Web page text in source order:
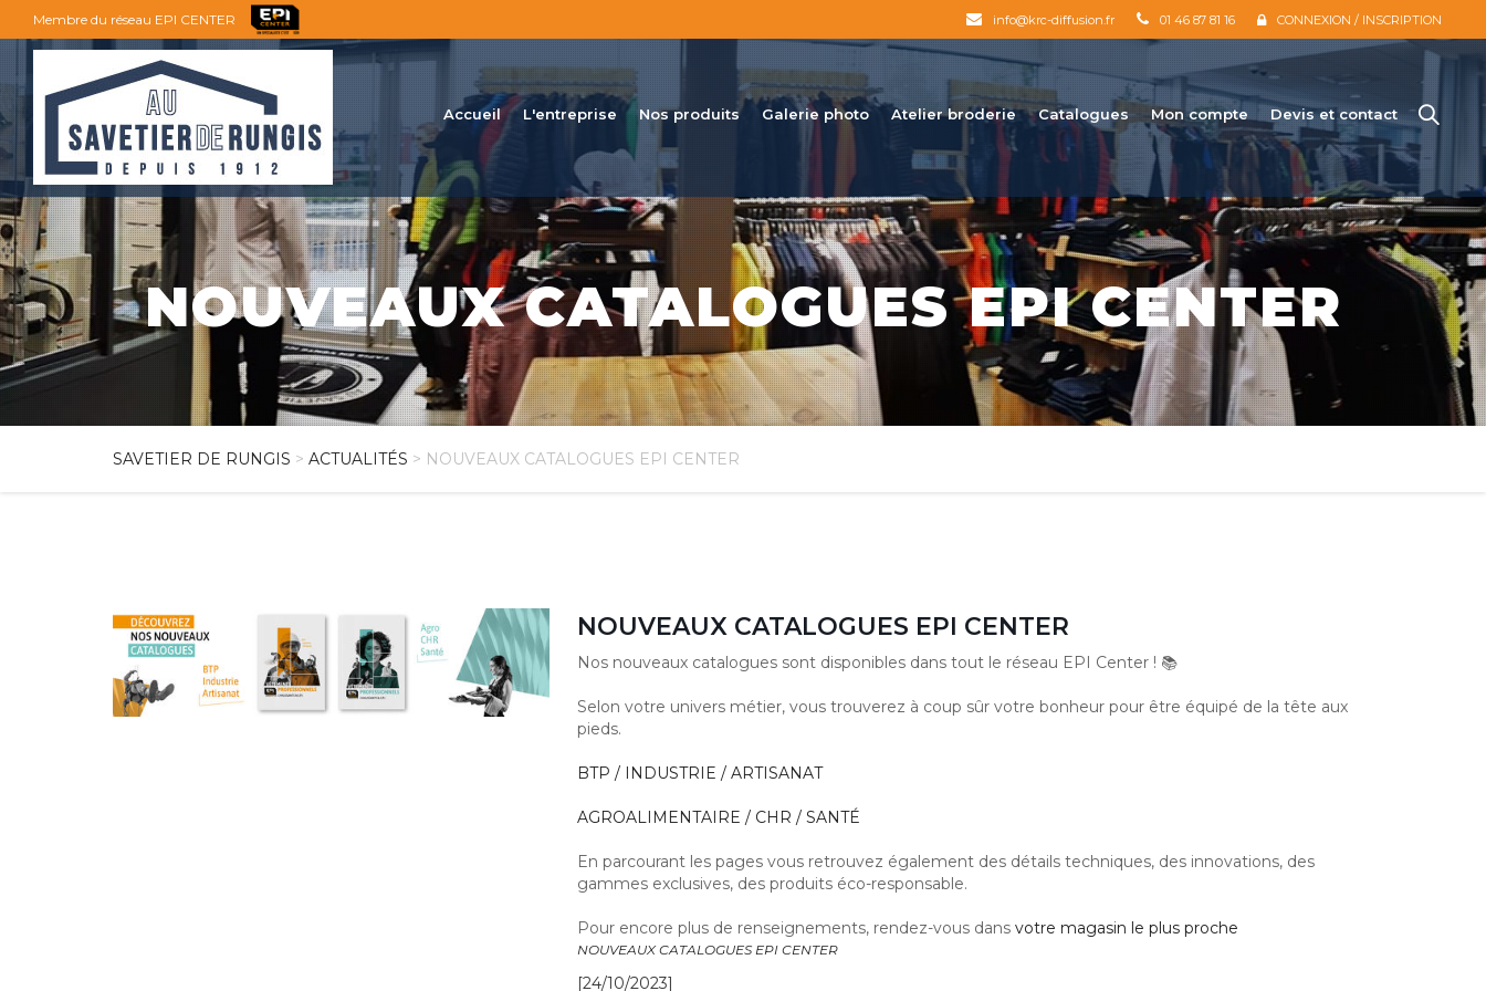
Membre du réseau EPI CENTER info@krc-diffusion.fr 01 46 87 81 16 CONNEXION / INSCRIPTION
Accueil L'entreprise Nos produits Galerie photo Atelier broderie Catalogues Mon compte Devis et contact
NOUVEAUX CATALOGUES EPI CENTER
SAVETIER DE RUNGIS > ACTUALITÉS > NOUVEAUX CATALOGUES EPI CENTER
NOUVEAUX CATALOGUES EPI CENTER
Nos nouveaux catalogues sont disponibles dans tout le réseau EPI Center ! 📚
Selon votre univers métier, vous trouverez à coup sûr votre bonheur pour être équipé de la tête aux
pieds.
BTP / INDUSTRIE / ARTISANAT
AGROALIMENTAIRE / CHR / SANTÉ
En parcourant les pages vous retrouvez également des détails techniques, des innovations, des
gammes exclusives, des produits éco-responsable.
Pour encore plus de renseignements, rendez-vous dans votre magasin le plus proche
NOUVEAUX CATALOGUES EPI CENTER
[24/10/2023]